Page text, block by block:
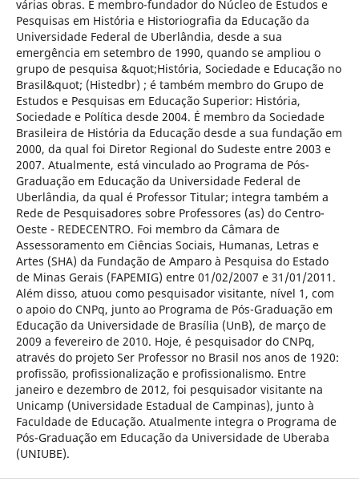
várias obras. É membro-fundador do Núcleo de Estudos e
Pesquisas em História e Historiografia da Educação da
Universidade Federal de Uberlândia, desde a sua
emergência em setembro de 1990, quando se ampliou o
grupo de pesquisa &quot;História, Sociedade e Educação no
Brasil&quot; (Histedbr) ; é também membro do Grupo de
Estudos e Pesquisas em Educação Superior: História,
Sociedade e Política desde 2004. É membro da Sociedade
Brasileira de História da Educação desde a sua fundação em
2000, da qual foi Diretor Regional do Sudeste entre 2003 e
2007. Atualmente, está vinculado ao Programa de Pós-
Graduação em Educação da Universidade Federal de
Uberlândia, da qual é Professor Titular; integra também a
Rede de Pesquisadores sobre Professores (as) do Centro-
Oeste - REDECENTRO. Foi membro da Câmara de
Assessoramento em Ciências Sociais, Humanas, Letras e
Artes (SHA) da Fundação de Amparo à Pesquisa do Estado
de Minas Gerais (FAPEMIG) entre 01/02/2007 e 31/01/2011.
Além disso, atuou como pesquisador visitante, nível 1, com
o apoio do CNPq, junto ao Programa de Pós-Graduação em
Educação da Universidade de Brasília (UnB), de março de
2009 a fevereiro de 2010. Hoje, é pesquisador do CNPq,
através do projeto Ser Professor no Brasil nos anos de 1920:
profissão, profissionalização e profissionalismo. Entre
janeiro e dezembro de 2012, foi pesquisador visitante na
Unicamp (Universidade Estadual de Campinas), junto à
Faculdade de Educação. Atualmente integra o Programa de
Pós-Graduação em Educação da Universidade de Uberaba
(UNIUBE).